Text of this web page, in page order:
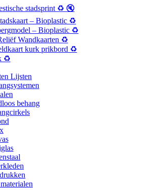
stadsprint ♻️ 🔇
– Bioplastic ♻️
– Bioplastic ♻️
Wandkaarten ♻️
kurk prikbord ♻️
♻️
Lijsten
behang